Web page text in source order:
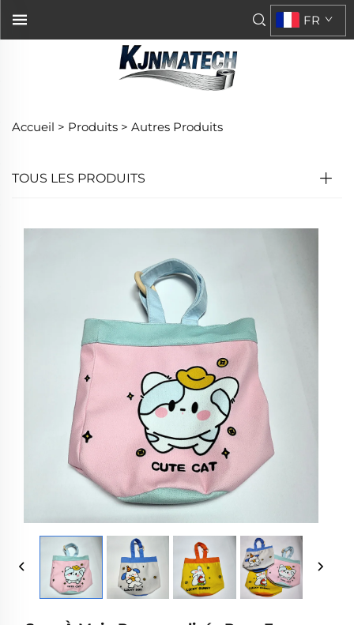
FR
Accueil > Produits > Autres Produits
TOUS LES PRODUITS